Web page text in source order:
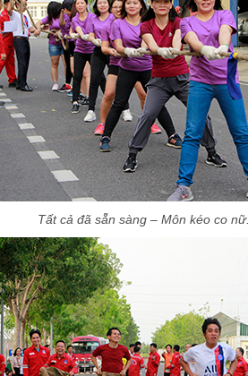
Tất cả đã sẵn sàng – Môn kéo co nữ.